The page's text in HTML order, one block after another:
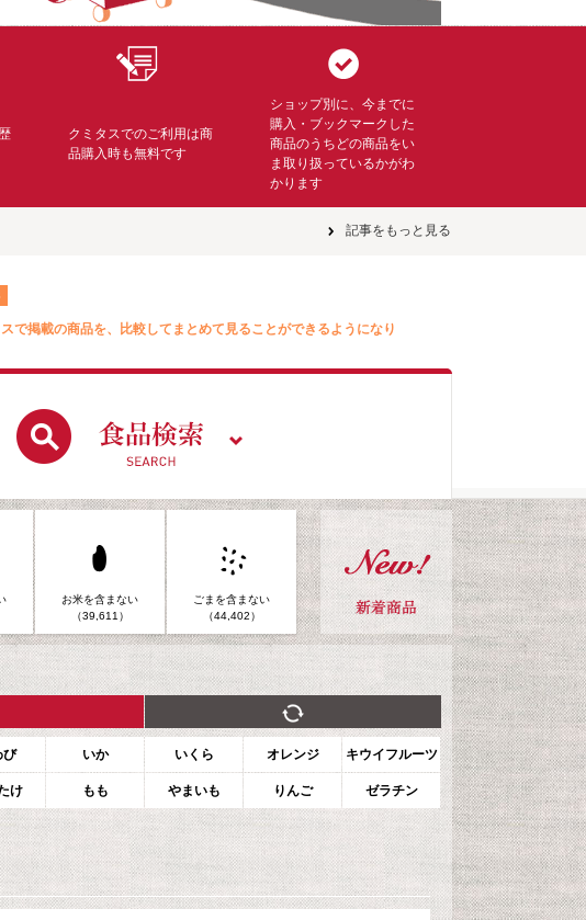
クミタスでのご利用は商
品購入時も無料です
ショップ別に、今までに
購入・ブックマークした
商品のうちどの商品をい
ま取り扱っているかがわ
かります
記事をもっと見る
で掲載の商品を、比較してまとめて見ることができるようになり
お米を含まない
（39,611）
ごまを含まない
（44,402）
び いか いくら オレンジ キウイフルーツ
け もも やまいも りんご ゼラチン